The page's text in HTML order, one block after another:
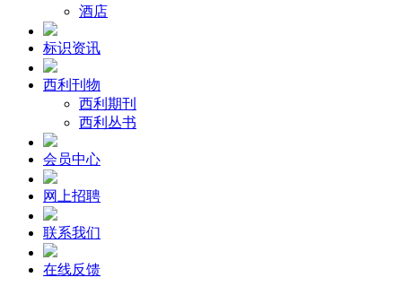
酒店
标识资讯
西利刊物
西利期刊
西利丛书
会员中心
网上招聘
联系我们
在线反馈